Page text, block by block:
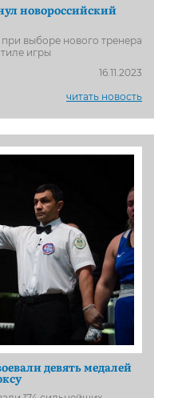
новороссийский
выборе нового тренера
игры
16.11.2023
читать новость
девять медалей